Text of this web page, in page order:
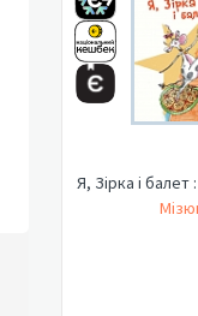
Я, Зірка і балет